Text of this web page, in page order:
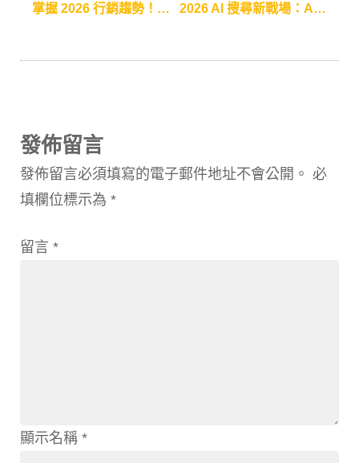
掌握 2026 行銷趨勢！拆解 AI 演算法紅利，打造搜尋全域優化的獲客戰術 2026 AI 搜尋新戰場：Ahrefs 數據解密與 SEO 佈局實戰指南
發佈留言
發佈留言必須填寫的電子郵件地址不會公開。 必
填欄位標示為 *
留言 *
顯示名稱 *